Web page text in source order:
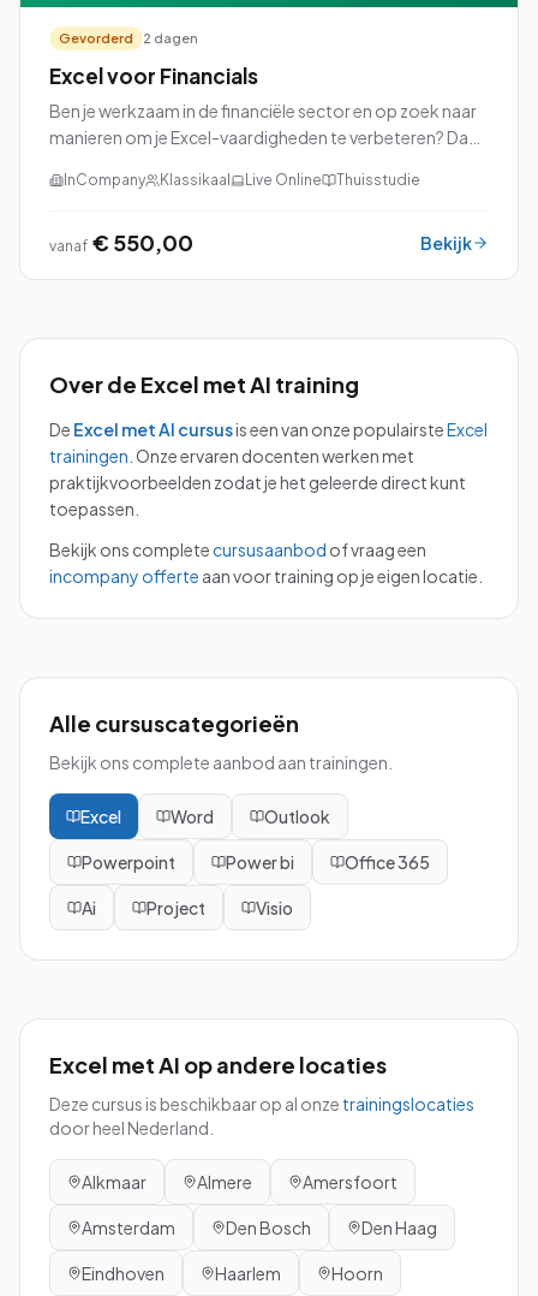
Gevorderd 2 dagen
Excel voor Financials
Ben je werkzaam in de financiële sector en op zoek naar
manieren om je Excel-vaardigheden te verbeteren? Dan
hebt!InCompany Klassikaal Live Online Thuisstudie
vanaf € 550,00 Bekijk
Over de Excel met AI training
De Excel met AI cursusis een van onze populairsteExcel
trainingen Onze ervaren docenten werken met
praktijkvoorbeelden zodat je het geleerde direct kunt
toepassen.
Bekijk ons completecursusaanbod of vraag een
incompany offerte aan voor training op je eigen locatie.
Alle cursuscategorieën
Bekijk ons complete aanbod aan trainingen.
Excel Word Outlook
Powerpoint Power bi Office 365
Ai Project Visio
Excel met AI op andere locaties
Deze cursus is beschikbaar op al onze trainingslocaties
door heel Nederland.
Alkmaar Almere Amersfoort
Amsterdam Den Bosch Den Haag
Eindhoven Haarlem Hoorn